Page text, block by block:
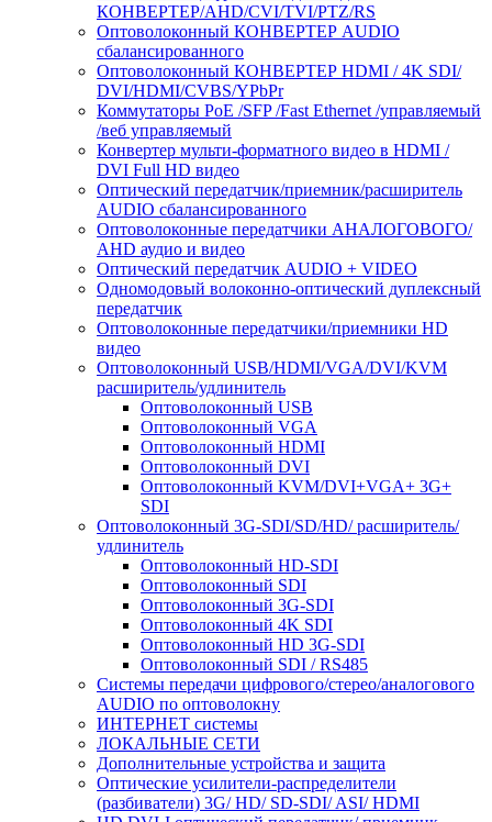
КОНВЕРТЕР/AHD/CVI/TVI/PTZ/RS
Оптоволоконный КОНВЕРТЕР AUDIO
сбалансированного
Оптоволоконный КОНВЕРТЕР HDMI / 4K SDI/
DVI/HDMI/CVBS/YPbPr
Коммутаторы PoE /SFP /Fast Ethernet /управляемый
/веб управляемый
Конвертер мульти-форматного видео в HDMI /
DVI Full HD видео
Оптический передатчик/приемник/расширитель
AUDIO сбалансированного
Оптоволоконные передатчики АНАЛОГОВОГО/
AHD аудио и видео
Оптический передатчик AUDIO + VIDEO
Одномодовый волоконно-оптический дуплексный
передатчик
Оптоволоконные передатчики/приемники HD
видео
Оптоволоконный USB/HDMI/VGA/DVI/KVM
расширитель/удлинитель
Оптоволоконный USB
Оптоволоконный VGA
Оптоволоконный HDMI
Оптоволоконный DVI
Оптоволоконный KVM/DVI+VGA+ 3G+
SDI
Оптоволоконный 3G-SDI/SD/HD/ расширитель/
удлинитель
Оптоволоконный HD-SDI
Оптоволоконный SDI
Оптоволоконный 3G-SDI
Оптоволоконный 4K SDI
Оптоволоконный HD 3G-SDI
Оптоволоконный SDI / RS485
Системы передачи цифрового/стерео/аналогового
AUDIO по оптоволокну
ИНТЕРНЕТ системы
ЛОКАЛЬНЫЕ СЕТИ
Дополнительные устройства и защита
Оптические усилители-распределители
(разбиватели) 3G/ HD/ SD-SDI/ ASI/ HDMI